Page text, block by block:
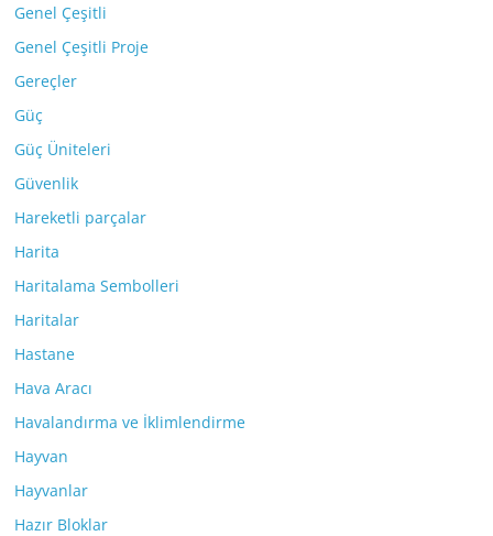
Genel Çeşitli
Genel Çeşitli Proje
Gereçler
Güç
Güç Üniteleri
Güvenlik
Hareketli parçalar
Harita
Haritalama Sembolleri
Haritalar
Hastane
Hava Aracı
Havalandırma ve İklimlendirme
Hayvan
Hayvanlar
Hazır Bloklar